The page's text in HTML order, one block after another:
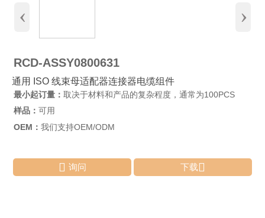
‹ ›
RCD-ASSY0800631
通用 ISO 线束母适配器连接器电缆组件
最小起订量： 取决于材料和产品的复杂程度，通常为100PCS
样品： 可用
OEM： 我们支持OEM/ODM
 询问 下载